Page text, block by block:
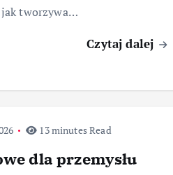
tworzywa…
Czytaj dalej
13 minutes Read
dla przemysłu